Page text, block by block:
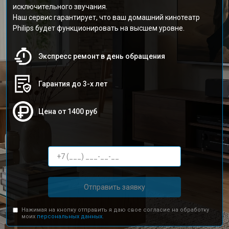
исключительного звучания.
Наш сервис гарантирует, что ваш домашний кинотеатр
Philips будет функционировать на высшем уровне.
Экспресс ремонт в день обращения
Гарантия до 3-х лет
Цена от 1400 руб
Отправить заявку
Нажимая на кнопку отправить я даю свое согласие на обработку
моих персональных данных.